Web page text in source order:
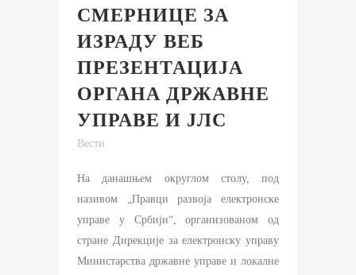
СМЕРНИЦЕ ЗА
ИЗРАДУ ВЕБ
ПРЕЗЕНТАЦИЈА
ОРГАНА ДРЖАВНЕ
УПРАВЕ И ЈЛС
Вести
На данашњем округлом столу, под
називом „Правци развоја електронске
управе у Србији“, организованом од
стране Дирекције за електронску управу
Министарства државне управе и локалне